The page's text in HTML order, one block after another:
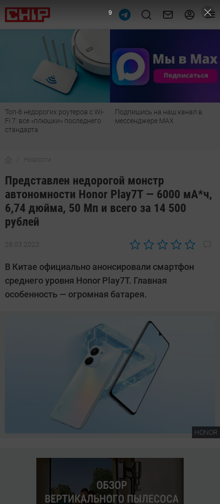
Топ-8 недорогих роутеров с Wi-
Fi 7: все «плюшки» последнего
стандарта
Подпишись на наш канал в
мессенджере МАХ
Новости
Представлен недорогой монстр
автономности Honor Play7T — 6000 мА*ч,
6,74 дюйма, 50 Мп и всего за 14 500
рублей
28.03.2023
Автор:
Калашников
В Китае официально анонсировали смартфон
среднего уровня Honor Play7T. Главная
особенность — огромная батарея.
HONOR
8